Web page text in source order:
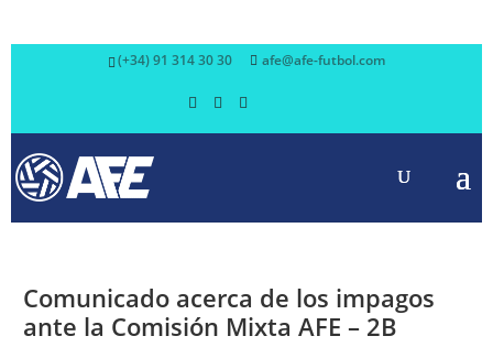
(+34) 91 314 30 30 afe@afe-futbol.com
Comunicado acerca de los impagos
ante la Comisión Mixta AFE – 2B